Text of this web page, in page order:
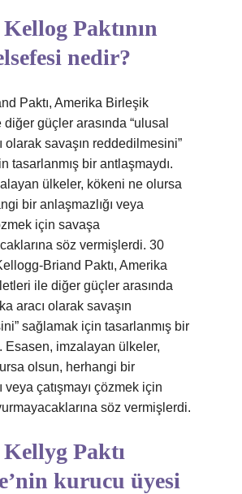
Paktının
nedir?
Paktı, Amerika Birleşik
güçler arasında “ulusal
olarak savaşın reddedilmesini”
tasarlanmış bir antlaşmaydı.
ülkeler, kökeni ne olursa
bir anlaşmazlığı veya
için savaşa
söz vermişlerdi. 30
Briand Paktı, Amerika
ile diğer güçler arasında
aracı olarak savaşın
sağlamak için tasarlanmış bir
Esasen, imzalayan ülkeler,
olsun, herhangi bir
veya çatışmayı çözmek için
söz vermişlerdi.
Paktı
kurucu üyesi